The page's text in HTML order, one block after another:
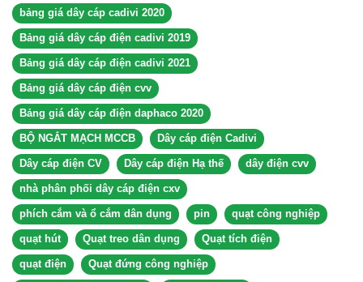
bảng giá dây cáp cadivi 2020
Bảng giá dây cáp điện cadivi 2019
Bảng giá dây cáp điện cadivi 2021
Bảng giá dây cáp điện cvv
Bảng giá dây cáp điện daphaco 2020
BỘ NGẮT MẠCH MCCB Dây cáp điện Cadivi
Dây cáp điện CV Dây cáp điện Hạ thế dây điện cvv
nhà phân phối dây cáp điện cxv
phích cắm và ổ cắm dân dụng pin quạt công nghiệp
quạt hút Quạt treo dân dụng Quạt tích điện
quạt điện Quạt đứng công nghiệp